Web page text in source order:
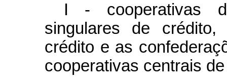
I - cooperativas
singulares de
crédito e as
cooperativas centrais